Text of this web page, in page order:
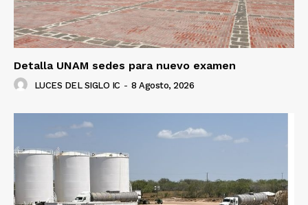
Detalla UNAM sedes para nuevo examen
LUCES DEL SIGLO IC - 8 Agosto, 2026